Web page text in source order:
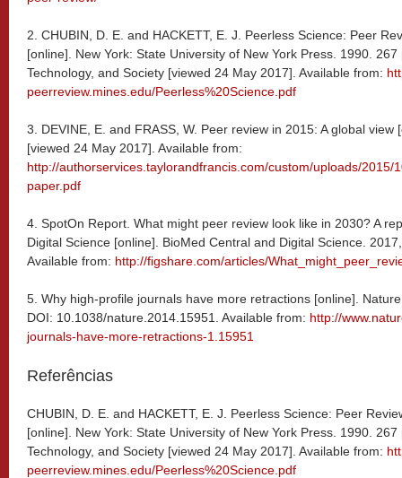
2. CHUBIN, D. E. and HACKETT, E. J. Peerless Science: Peer
[online]. New York: State University of New York Press. 1990.
Technology, and Society [viewed 24 May 2017]. Available from:
peerreview.mines.edu/Peerless%20Science.pdf
3. DEVINE, E. and FRASS, W. Peer review in 2015: A global view
[viewed 24 May 2017]. Available from:
http://authorservices.taylorandfrancis.com/custom/uploads/2015/
paper.pdf
4. SpotOn Report. What might peer review look like in 2030? A
Digital Science [online]. BioMed Central and Digital Science.
Available from: http://figshare.com/articles/
5. Why high-profile journals have more retractions [online].
DOI: 10.1038/nature.2014.15951. Available from: http://
journals-have-more-retractions-1.15951
Referências
CHUBIN, D. E. and HACKETT, E. J. Peerless Science: Peer
[online]. New York: State University of New York Press. 1990.
Technology, and Society [viewed 24 May 2017]. Available from:
peerreview.mines.edu/Peerless%20Science.pdf